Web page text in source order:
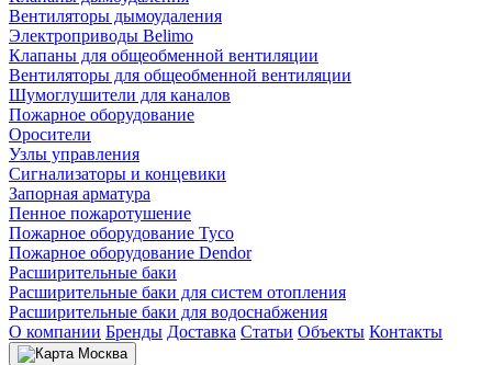
Вентиляторы дымоудаления
Электроприводы Belimo
Клапаны для общеобменной вентиляции
Вентиляторы для общеобменной вентиляции
Шумоглушители для каналов
Пожарное оборудование
Оросители
Узлы управления
Сигнализаторы и концевики
Запорная арматура
Пенное пожаротушение
Пожарное оборудование Tyco
Пожарное оборудование Dendor
Расширительные баки
Расширительные баки для систем отопления
Расширительные баки для водоснабжения
О компании Бренды Доставка Статьи Объекты Контакты
Москва